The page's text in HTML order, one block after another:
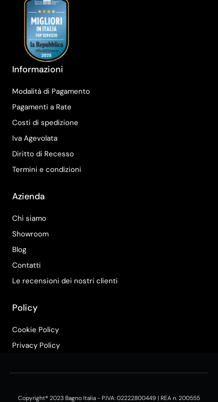
Informazioni
Modalità di Pagamento
Pagamenti a Rate
Costi di spedizione
Iva Agevolata
Diritto di Recesso
Termini e condizioni
Azienda
Chi siamo
Showroom
Blog
Contatti
Le recensioni dei nostri clienti
Policy
Cookie Policy
Privacy Policy
Copyright® 2023 Bagno Italia - P.IVA: 02222800449 | REA n. 200555